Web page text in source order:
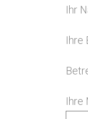
Ihr
Ihre
Ihre